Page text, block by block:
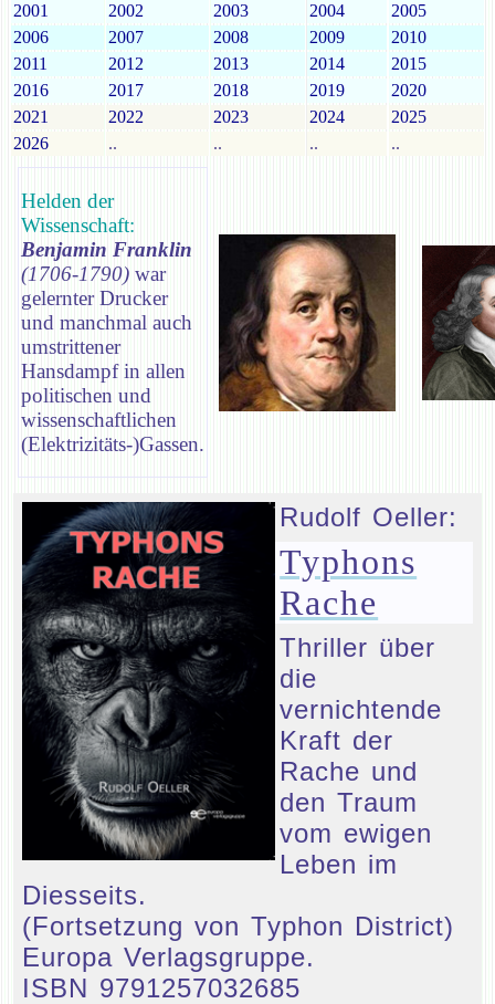
2001 2002 2003 2004
2005
2006
2007 2008 2009
2010
2011
2012 2013 2014
2015
2016
2017 2018 2019
2020
2021
2022 2023 2024
2025
2026
.. .. .. ..
Helden der
Wissenschaft:
Benjamin Franklin
(1706-1790) war
gelernter Drucker
und manchmal auch
umstrittener
Hansdampf in allen
politischen und
wissenschaftlichen
(Elektrizitäts-)Gassen.
Rudolf Oeller:
Typhons
Rache
Thriller über
die
vernichtende
Kraft der
Rache und
den Traum
vom ewigen
Leben im
Diesseits.
(Fortsetzung von Typhon District)
Europa Verlagsgruppe.
ISBN 9791257032685